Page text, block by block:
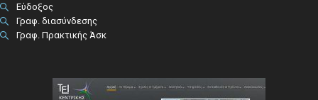
Εύδοξος
Γραφ. διασύνδεσης
Γραφ. Πρακτικής Άσκ